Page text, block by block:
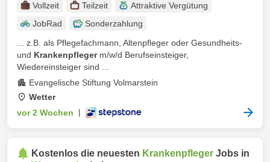
Vollzeit Teilzeit
Attraktive Vergütung
JobRad
Sonderzahlung
... z.B. als Pflegefachmann, Altenpfleger oder Gesundheits-
und Krankenpflegerm/w/d Berufseinsteiger,
Wiedereinsteiger sind ...
Evangelische Stiftung Volmarstein
Wetter
vor 2 Wochen
Kostenlos die neuesten Krankenpfleger Jobs in